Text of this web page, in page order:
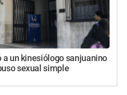
un kinesiólogo sanjuanino
sexual simple